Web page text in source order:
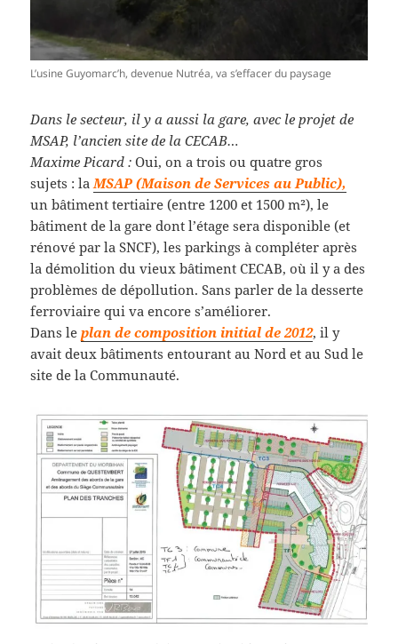
L’usine Guyomarc’h, devenue Nutréa, va s’effacer du paysage
Dans le secteur, il y a aussi la gare, avec le projet de
MSAP, l’ancien site de la CECAB…
Maxime Picard : Oui, on a trois ou quatre gros
sujets : laMSAP (Maison de Services au Public),
un bâtiment tertiaire (entre 1200 et 1500 m²), le
bâtiment de la gare dont l’étage sera disponible (et
rénové par la SNCF), les parkings à compléter après
la démolition du vieux bâtiment CECAB, où il y a des
problèmes de dépollution. Sans parler de la desserte
ferroviaire qui va encore s’améliorer.
Dans leplan de composition initial de 2012, il y
avait deux bâtiments entourant au Nord et au Sud le
site de la Communauté.